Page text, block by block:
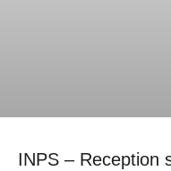
INPS – Reception